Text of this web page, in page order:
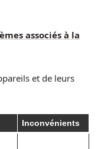
associés à la
et de leurs
Inconvénients